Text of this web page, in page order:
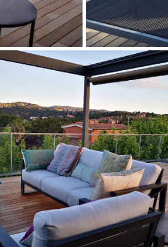
JARDINERO EN BELLATERRA